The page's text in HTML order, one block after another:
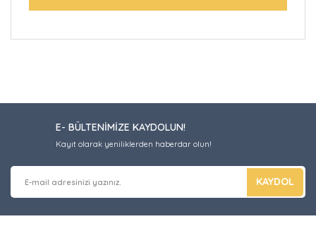
E- BÜLTENİMİZE KAYDOLUN!
Kayıt olarak yeniliklerden haberdar olun!
KAYDOL